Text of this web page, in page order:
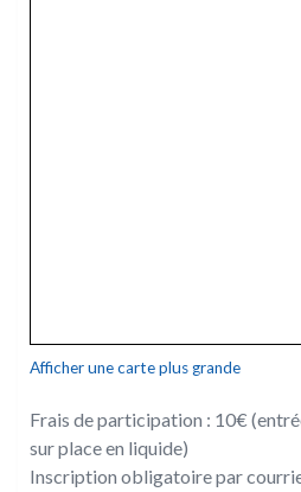
Afficher une carte plus grande
Frais de participation : 10€
sur place en liquide)
Inscription obligatoire par